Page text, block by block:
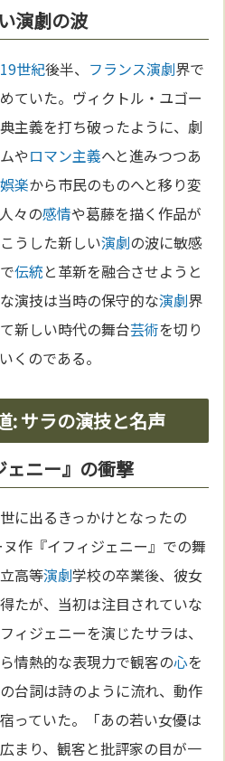
演劇の波
19世紀後半、 フランス演劇界で
ていた。ヴィクトル・ユゴー
主義を打ち破ったように、劇
やロマン主義へと進みつつあ
娯楽から市民のものへと移り変
々の感情や葛藤を描く作品が
うした新しい演劇の波に敏感
伝統と革新を融合させようと
演技は当時の保守的な演劇界
新しい時代の舞台芸術を切り
くのである。
: サラの演技と名声
ニー』の衝撃
に出るきっかけとなったの
作『イフィジェニー』での舞
立高等演劇学校の卒業後、彼女
たが、当初は注目されていな
ィジェニーを演じたサラは、
情熱的な表現力で観客の心を
台詞は詩のように流れ、動作
っていた。「あの若い女優は
まり、観客と批評家の目が一